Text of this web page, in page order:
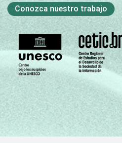
Conozca nuestro trabajo